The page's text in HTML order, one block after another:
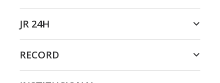
JR 24H
RECORD